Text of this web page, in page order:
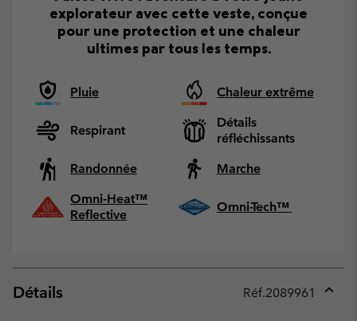
explorateur avec cette veste, conçue
pour une protection et une chaleur
ultimes par tous les temps.
Pluie Chaleur extrême
Respirant
Détails
réfléchissants
Randonnée
Marche
Omni-Heat™
Reflective
Omni-Tech™
Détails Réf.2089961